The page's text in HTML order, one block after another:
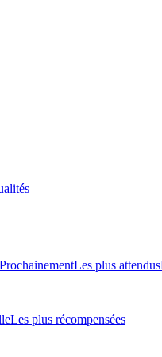
ProchainementLes plus attendus
Les plus récompensées